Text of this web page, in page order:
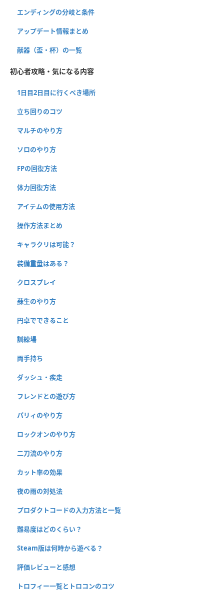
エンディングの分岐と条件
アップデート情報まとめ
献器（盃・杯）の一覧
初心者攻略・気になる内容
1日目2日目に行くべき場所
立ち回りのコツ
マルチのやり方
ソロのやり方
FPの回復方法
体力回復方法
アイテムの使用方法
操作方法まとめ
キャラクリは可能？
装備重量はある？
クロスプレイ
蘇生のやり方
円卓でできること
訓練場
両手持ち
ダッシュ・疾走
フレンドとの遊び方
パリィのやり方
ロックオンのやり方
二刀流のやり方
カット率の効果
夜の雨の対処法
プロダクトコードの入力方法と一覧
難易度はどのくらい？
Steam版は何時から遊べる？
評価レビューと感想
トロフィー一覧とトロコンのコツ